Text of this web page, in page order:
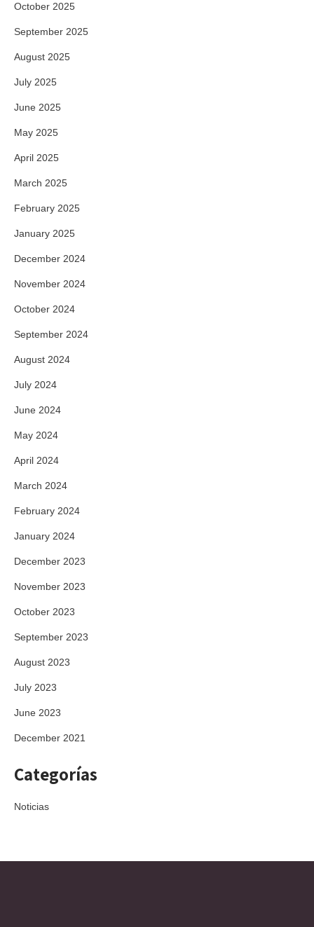
October 2025
September 2025
August 2025
July 2025
June 2025
May 2025
April 2025
March 2025
February 2025
January 2025
December 2024
November 2024
October 2024
September 2024
August 2024
July 2024
June 2024
May 2024
April 2024
March 2024
February 2024
January 2024
December 2023
November 2023
October 2023
September 2023
August 2023
July 2023
June 2023
December 2021
Categorías
Noticias